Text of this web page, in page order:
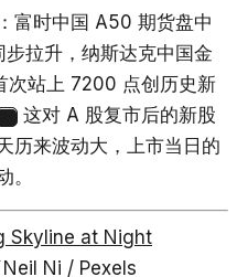
富时中国 A50 期货盘中
拉升，纳斯达克中国金
次站上 7200 点创历史新
这对 A 股复市后的新股
历来波动大，上市当日的
。
Skyline at Night
Neil Ni / Pexels